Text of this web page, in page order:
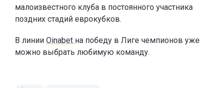
малоизвестного клуба в постоянного участника
поздних стадий еврокубков.
В линии Oinabet на победу в Лиге чемпионов уже
можно выбрать любимую команду.